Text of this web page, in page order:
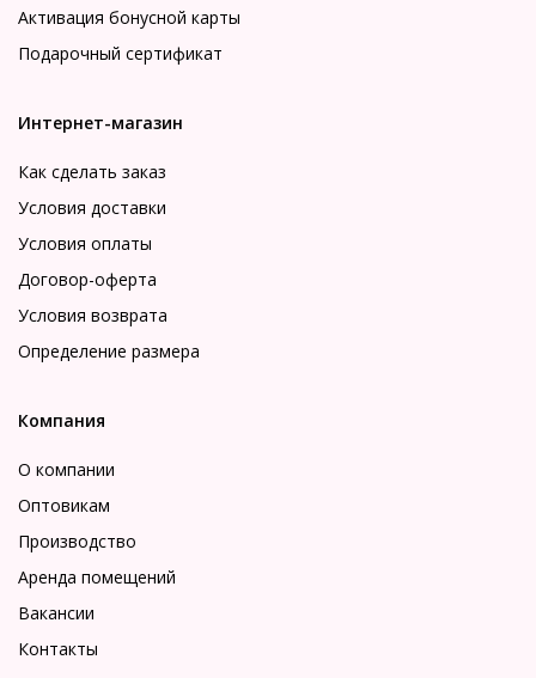
Активация бонусной карты
Подарочный сертификат
Интернет-магазин
Как сделать заказ
Условия доставки
Условия оплаты
Договор-оферта
Условия возврата
Определение размера
Компания
О компании
Оптовикам
Производство
Аренда помещений
Вакансии
Контакты